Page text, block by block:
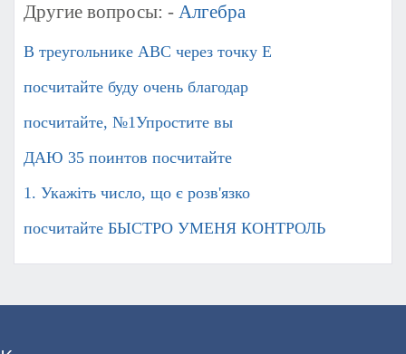
Другие вопросы: - Алгебра
В треугольнике АВС через точку Е
посчитайте буду очень благодар
посчитайте, №1Упростите вы
ДАЮ 35 поинтов посчитайте
1. Укажіть число, що є розв'язко
посчитайте БЫСТРО УМЕНЯ КОНТРОЛЬ